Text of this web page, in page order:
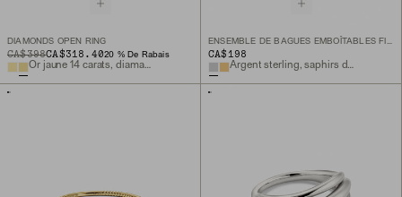
DIAMONDS OPEN RING
ORIGINAL PRICE
CA$398
SALE PRICECA$318.4020 % De Rabais
Or jaune 14 carats, diamant naturel
ENSEMBLE DE BAGUES EMBOÎTABLES FINES CHARLOTTE
CA$198
Argent sterling, saphirs de laboratoire